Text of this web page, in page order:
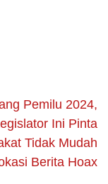
Pemilu 2024,
Ini Pinta
Tidak Mudah
Berita Hoax